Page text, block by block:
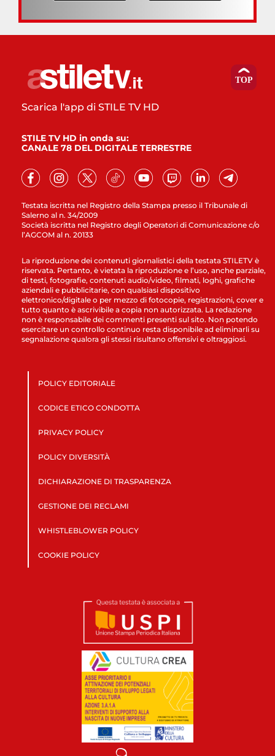
Testata iscritta nel Registro della Stampa presso il Tribunale di
Salerno al n. 34/2009
Società iscritta nel Registro degli Operatori di Comunicazione c/o
l’AGCOM al n. 20133
Scarica l'app di STILE TV HD
STILE TV HD in onda su:
CANALE 78 DEL DIGITALE TERRESTRE
La riproduzione dei contenuti giornalistici della testata STILETV è
riservata. Pertanto, è vietata la riproduzione e l’uso, anche parziale,
di testi, fotografie, contenuti audio/video, filmati, loghi, grafiche
aziendali e pubblicitarie, con qualsiasi dispositivo
elettronico/digitale o per mezzo di fotocopie, registrazioni, cover e
tutto quanto è ascrivibile a copia non autorizzata. La redazione
non è responsabile dei commenti presenti sul sito. Non potendo
esercitare un controllo continuo resta disponibile ad eliminarli su
segnalazione qualora gli stessi risultano offensivi e oltraggiosi.
POLICY EDITORIALE
CODICE ETICO CONDOTTA
PRIVACY POLICY
POLICY DIVERSITÀ
DICHIARAZIONE DI TRASPARENZA
GESTIONE DEI RECLAMI
WHISTLEBLOWER POLICY
COOKIE POLICY